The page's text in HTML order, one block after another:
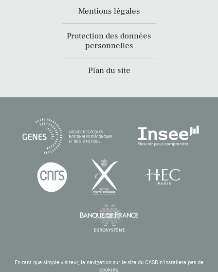
Mentions légales
Protection des données
personnelles
Plan du site
En tant que simple visiteur, la navigation sur le site du CASD n'installera pas de
cookies.